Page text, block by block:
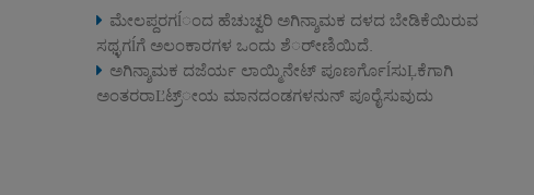
ಮೇಲಪ್ದರಗĺಂದ ಹೆಚುಚ್ವರಿ ಅಗಿನ್ಶಾಮಕ ದಳದ ಬೇಡಿಕೆಯಿರುವ
ಸಥ್ಳಗĺಗೆ ಅಲಂಕಾರಗಳ ಒಂದು ಶೆರ್ೕಣಿಯಿದೆ.
ಅಗಿನ್ಶಾಮಕ ದಜೆರ್ಯ ಲಾಯ್ಮಿನೇಟ್ ಪೂಣರ್ಗೊĺಸುĻಕೆಗಾಗಿ
ಅಂತರರಾĽಟ್ರ್ೕಯ ಮಾನದಂಡಗಳನುನ್ ಪೂರೈಸುವುದು